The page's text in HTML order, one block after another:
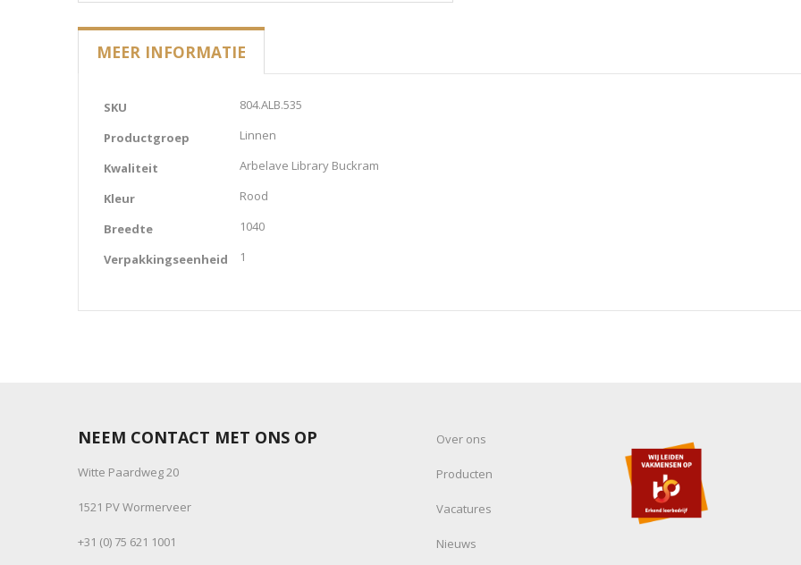
MEER INFORMATIE
SKU 804.ALB.535
Productgroep Linnen
Kwaliteit Arbelave Library Buckram
Kleur Rood
Breedte 1040
Verpakkingseenheid 1
NEEM CONTACT MET ONS OP
Witte Paardweg 20
1521 PV Wormerveer
+31 (0) 75 621 1001
Over ons
Producten
Vacatures
Nieuws